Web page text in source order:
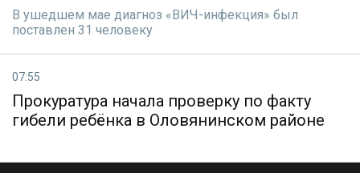
В ушедшем мае диагноз «ВИЧ-инфекция» был
поставлен 31 человеку
07:55
Прокуратура начала проверку по факту
гибели ребёнка в Оловянинском районе